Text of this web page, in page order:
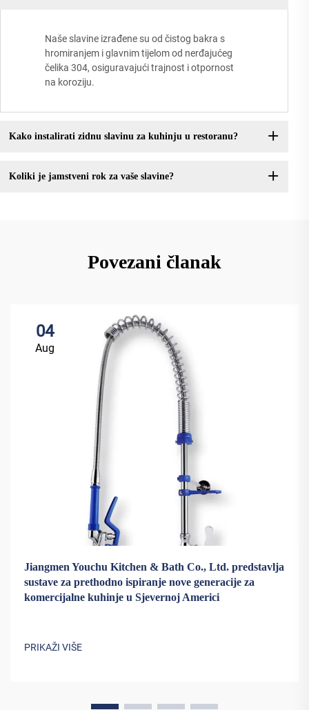
Naše slavine izrađene su od čistog bakra s
hromiranjem i glavnim tijelom od nerđajućeg
čelika 304, osiguravajući trajnost i otpornost
na koroziju.
Kako instalirati zidnu slavinu za kuhinju u restoranu?
Koliki je jamstveni rok za vaše slavine?
Povezani članak
04
Aug
Jiangmen Youchu Kitchen & Bath Co., Ltd. predstavlja
sustave za prethodno ispiranje nove generacije za
komercijalne kuhinje u Sjevernoj Americi
PRIKAŽI VIŠE